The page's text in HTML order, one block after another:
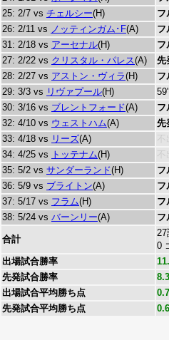
25: 2/7 vs チェルシー(H) フ
26: 2/11 vs ノッティンガム･F(A) フ
31: 2/18 vs アーセナル(H) フ
27: 2/22 vs クリスタル・パレス(A) 先
28: 2/27 vs アストン・ヴィラ(H) フ
29: 3/3 vs リヴァプール(H) 59'
30: 3/16 vs ブレントフォード(A) フ
32: 4/10 vs ウェストハム(A) 先
33: 4/18 vs リーズ(A)
34: 4/25 vs トッテナム(H)
35: 5/2 vs サンダーランド(H) フ
36: 5/9 vs ブライトン(A) フ
37: 5/17 vs フラム(H) フ
38: 5/24 vs バーンリー(A) フ
合計
27
0
出場試合勝率
先発試合勝率
出場試合平均勝ち点
先発試合平均勝ち点